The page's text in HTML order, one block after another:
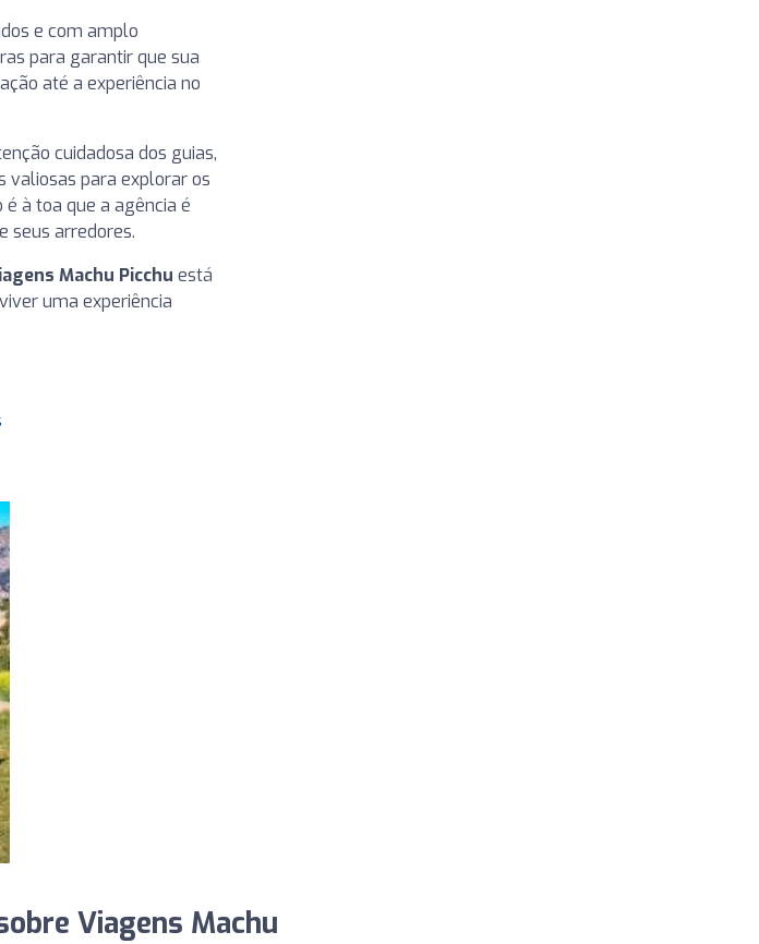
e com amplo
para garantir que sua
até a experiência no
cuidadosa dos guias,
valiosas para explorar os
à toa que a agência é
seus arredores.
Machu Picchu está
uma experiência
Viagens Machu